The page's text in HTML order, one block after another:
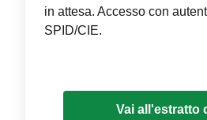
in attesa. Accesso con
SPID/CIE.
Vai all'estratto